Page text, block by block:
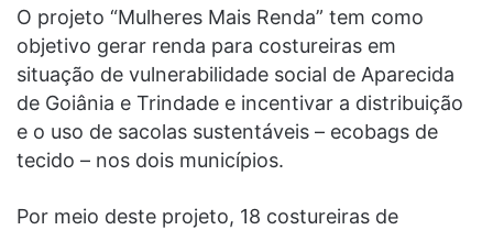
O projeto “Mulheres Mais Renda” tem como
objetivo gerar renda para costureiras em
situação de vulnerabilidade social de Aparecida
de Goiânia e Trindade e incentivar a distribuição
e o uso de sacolas sustentáveis – ecobags de
tecido – nos dois municípios.
Por meio deste projeto, 18 costureiras de